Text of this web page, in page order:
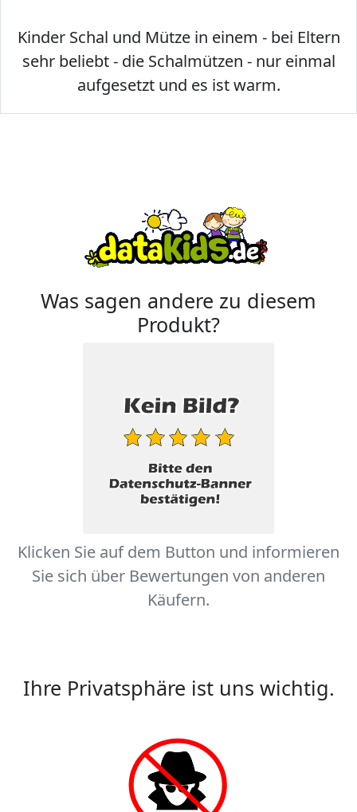
Kinder Schal und Mütze in einem - bei Eltern
sehr beliebt - die Schalmützen - nur einmal
aufgesetzt und es ist warm.
Was sagen andere zu diesem
Produkt?
Klicken Sie auf dem Button und informieren
Sie sich über Bewertungen von anderen
Käufern.
Ihre Privatsphäre ist uns wichtig.